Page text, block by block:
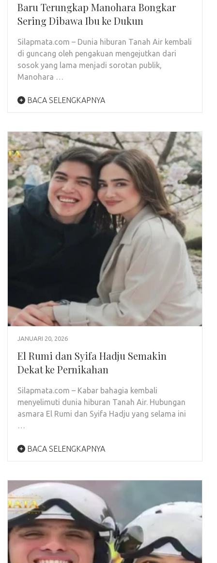
Baru Terungkap Manohara Bongkar
Sering Dibawa Ibu ke Dukun
Silapmata.com – Dunia hiburan Tanah Air kembali
di guncang oleh pengakuan mengejutkan dari
sosok yang lama menjadi sorotan publik,
Manohara …
BACA SELENGKAPNYA
JANUARI 20, 2026
El Rumi dan Syifa Hadju Semakin
Dekat ke Pernikahan
Silapmata.com – Kabar bahagia kembali
menyelimuti dunia hiburan Tanah Air. Hubungan
asmara El Rumi dan Syifa Hadju yang selama ini
BACA SELENGKAPNYA